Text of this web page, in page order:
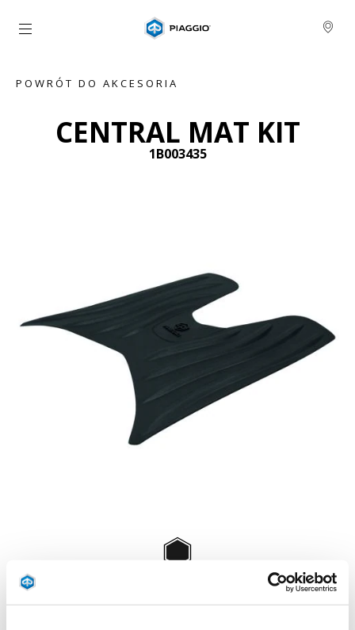
Idź do strony głównej
POWRÓT DO AKCESORIA
CENTRAL MAT KIT
1B003435